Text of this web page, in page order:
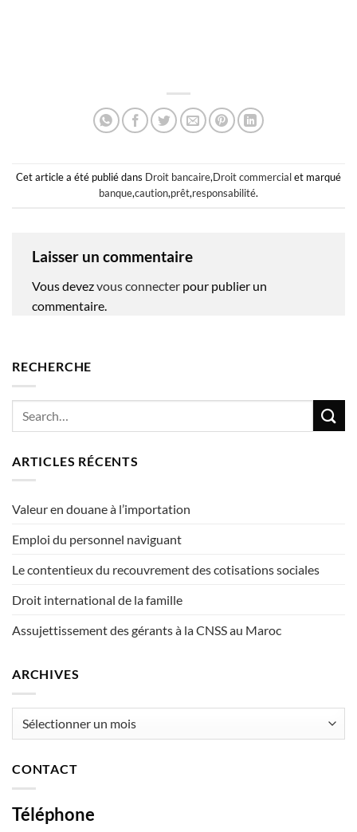
Cet article a été publié dans Droit bancaire,Droit commercialet marqué
banque,caution,prêt,responsabilité.
Laisser un commentaire
Vous devezvous connecter pour publier un
commentaire.
RECHERCHE
ARTICLES RÉCENTS
Valeur en douane à l’importation
Emploi du personnel naviguant
Le contentieux du recouvrement des cotisations sociales
Droit international de la famille
Assujettissement des gérants à la CNSS au Maroc
ARCHIVES
CONTACT
Téléphone